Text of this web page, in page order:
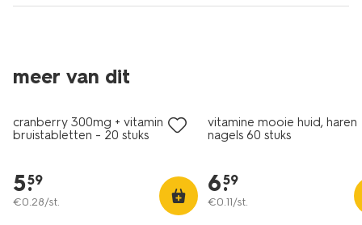
meer van dit
cranberry 300mg + vitamine C
bruistabletten - 20 stuks
5.
59
€0.28/st.
vitamine mooie huid, haren
nagels 60 stuks
6.
59
€0.11/st.